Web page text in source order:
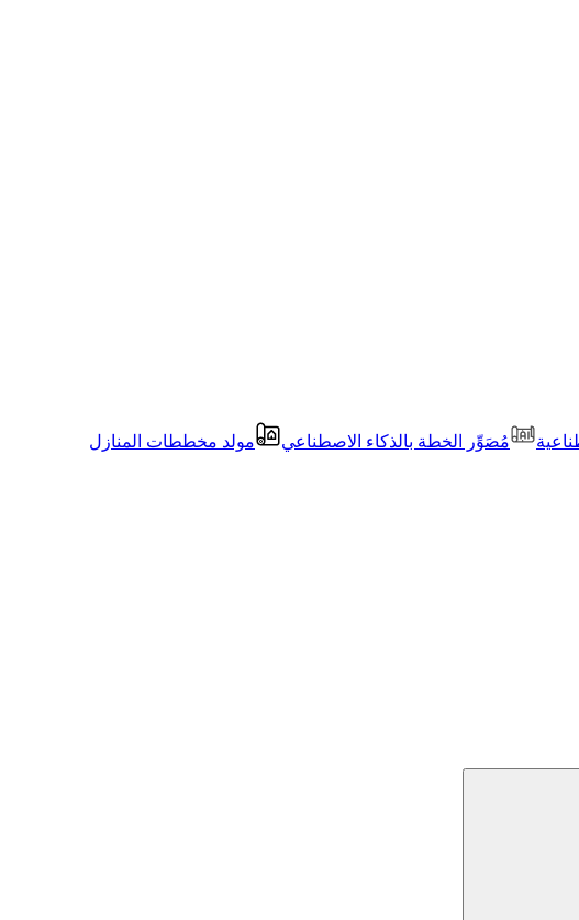
مُصَوِّر الخطة بالذكاء الاصطناعي مولد مخططات المنازل